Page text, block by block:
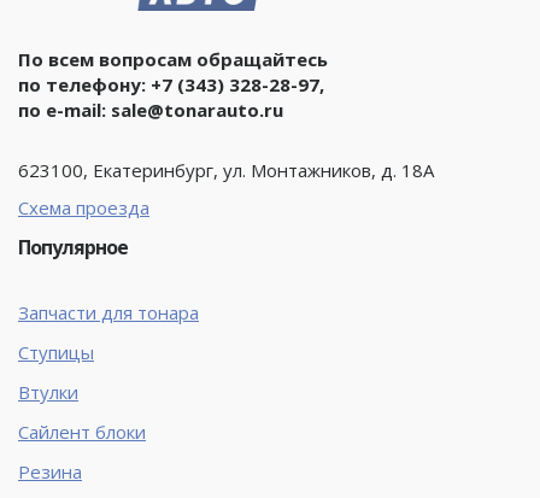
По всем вопросам обращайтесь
по телефону: +7 (343) 328-28-97,
по e-mail: sale@tonarauto.ru
623100, Екатеринбург, ул. Монтажников, д. 18А
Схема проезда
Популярное
Запчасти для тонара
Ступицы
Втулки
Сайлент блоки
Резина